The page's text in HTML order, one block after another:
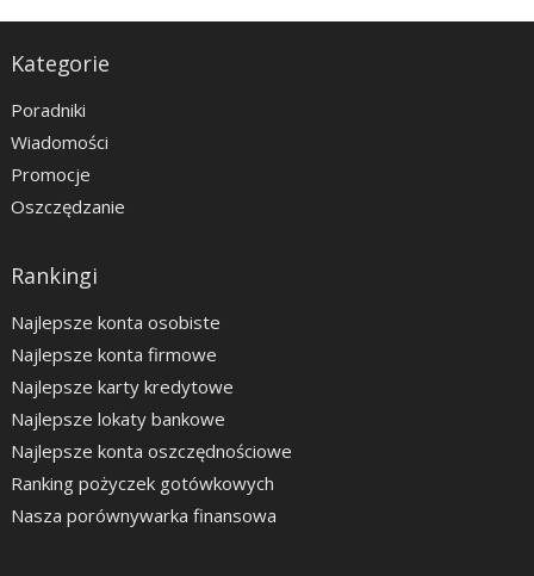
Kategorie
Poradniki
Wiadomości
Promocje
Oszczędzanie
Rankingi
Najlepsze konta osobiste
Najlepsze konta firmowe
Najlepsze karty kredytowe
Najlepsze lokaty bankowe
Najlepsze konta oszczędnościowe
Ranking pożyczek gotówkowych
Nasza porównywarka finansowa